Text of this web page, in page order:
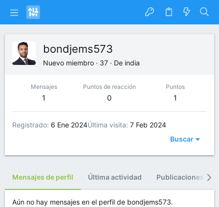
bondjems573
Nuevo miembro · 37 · De india
Mensajes
1
Puntos de reacción
0
Puntos
1
Registrado 6 Ene 2024Última visita 7 Feb 2024
Buscar
Mensajes de perfil Última actividad Publicaciones
Aún no hay mensajes en el perfil de bondjems573.